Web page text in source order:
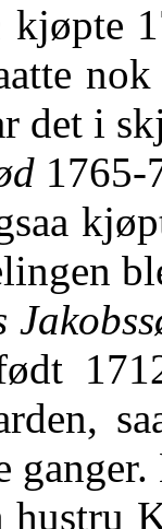
kjøpte
det i
1765-
hustru